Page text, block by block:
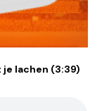
je lachen (3:39)